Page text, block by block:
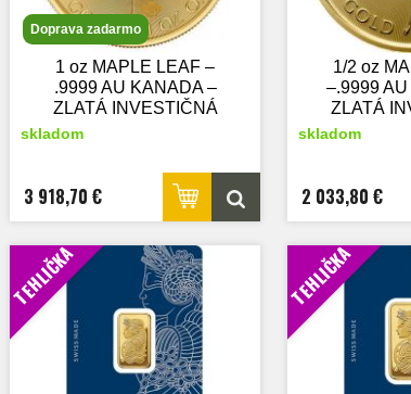
Doprava zadarmo
1 oz MAPLE LEAF –
.9999 AU KANADA –
ZLATÁ INVESTIČNÁ
skladom
3 918,70 €
1/2 oz
–.9999
ZLATÁ
MINCA -
skladom
2 033,80 €
TEHLIČKA TEHLIČKA